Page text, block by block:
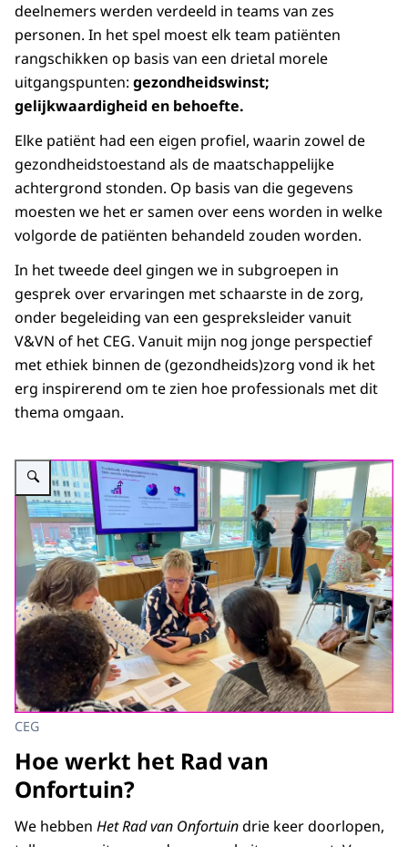
deelnemers werden verdeeld in teams van zes
personen. In het spel moest elk team patiënten
rangschikken op basis van een drietal morele
uitgangspunten: gezondheidswinst;
gelijkwaardigheid en behoefte.
Elke patiënt had een eigen profiel, waarin zowel de
gezondheidstoestand als de maatschappelijke
achtergrond stonden. Op basis van die gegevens
moesten we het er samen over eens worden in welke
volgorde de patiënten behandeld zouden worden.
In het tweede deel gingen we in subgroepen in
gesprek over ervaringen met schaarste in de zorg,
onder begeleiding van een gespreksleider vanuit
V&VN of het CEG. Vanuit mijn nog jonge perspectief
met ethiek binnen de (gezondheids)zorg vond ik het
erg inspirerend om te zien hoe professionals met dit
thema omgaan.
Vergroot afbeelding workshop over schaarste in de zorg
CEG
Hoe werkt het Rad van
Onfortuin?
We hebben Het Rad van Onfortuindrie keer doorlopen,